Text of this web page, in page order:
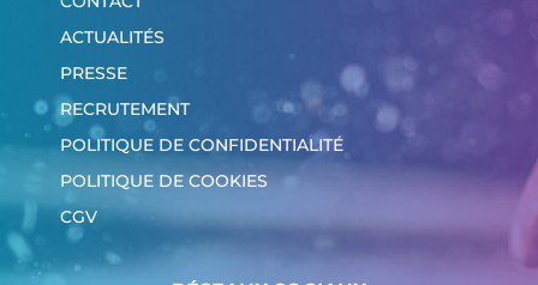
ACTUALITÉS
PRESSE
RECRUTEMENT
POLITIQUE DE CONFIDENTIALITÉ
POLITIQUE DE COOKIES
CGV